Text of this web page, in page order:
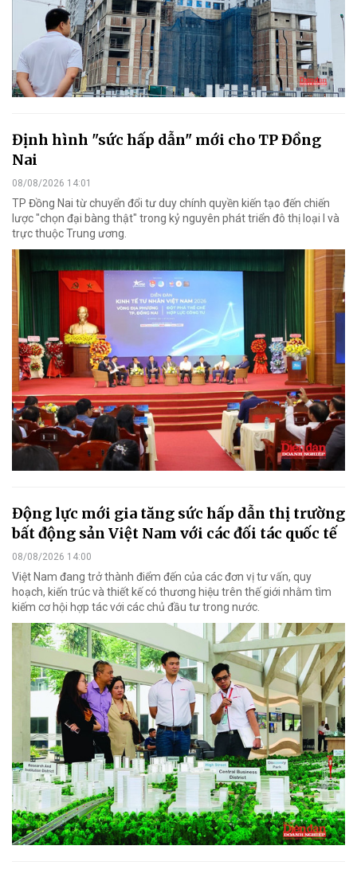
Định hình "sức hấp dẫn" mới cho TP Đồng
Nai
08/08/2026 14:01
TP Đồng Nai từ chuyển đổi tư duy chính quyền kiến tạo đến chiến
lược "chọn đại bàng thật" trong kỷ nguyên phát triển đô thị loại I và
trực thuộc Trung ương.
Động lực mới gia tăng sức hấp dẫn thị trường
bất động sản Việt Nam với các đối tác quốc tế
08/08/2026 14:00
Việt Nam đang trở thành điểm đến của các đơn vị tư vấn, quy
hoạch, kiến trúc và thiết kế có thương hiệu trên thế giới nhằm tìm
kiếm cơ hội hợp tác với các chủ đầu tư trong nước.